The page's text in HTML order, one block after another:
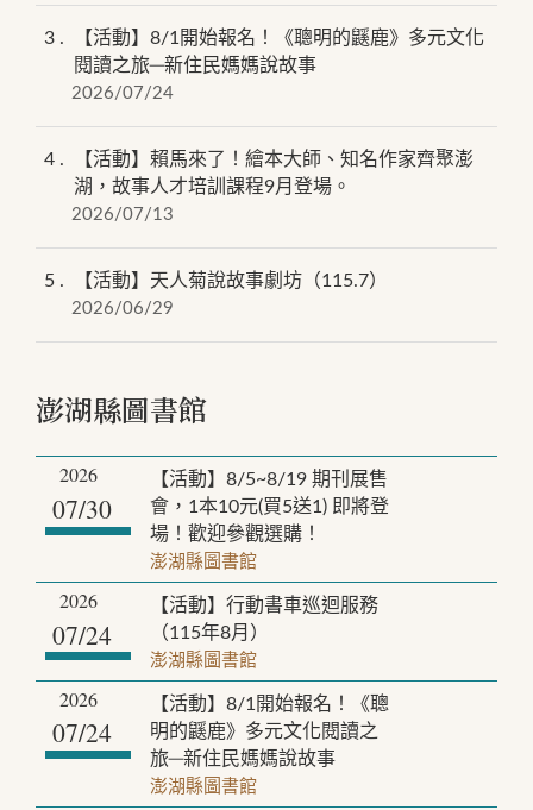
3
【活動】8/1開始報名！《聰明的鼷鹿》多元文化
閱讀之旅─新住民媽媽說故事
2026/07/24
4
【活動】賴馬來了！繪本大師、知名作家齊聚澎
湖，故事人才培訓課程9月登場。
2026/07/13
5 【活動】天人菊說故事劇坊（115.7）
2026/06/29
澎湖縣圖書館
2026
07/30
【活動】8/5~8/19 期刊展售
會，1本10元(買5送1) 即將登
場！歡迎參觀選購！
澎湖縣圖書館
2026
07/24
【活動】行動書車巡迴服務
（115年8月）
澎湖縣圖書館
2026
07/24
【活動】8/1開始報名！《聰
明的鼷鹿》多元文化閱讀之
旅─新住民媽媽說故事
澎湖縣圖書館